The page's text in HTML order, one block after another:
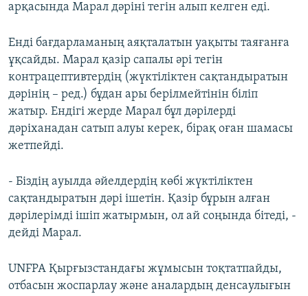
арқасында Марал дәріні тегін алып келген еді.
Енді бағдарламаның аяқталатын уақыты таяғанға
ұқсайды. Марал қазір сапалы әрі тегін
контрацептивтердің (жүктіліктен сақтандыратын
дәрінің – ред.) бұдан ары берілмейтінін біліп
жатыр. Ендігі жерде Марал бұл дәрілерді
дәріханадан сатып алуы керек, бірақ оған шамасы
жетпейді.
- Біздің ауылда әйелдердің көбі жүктіліктен
сақтандыратын дәрі ішетін. Қазір бұрын алған
дәрілерімді ішіп жатырмын, ол ай соңында бітеді, -
дейді Марал.
UNFPA Қырғызстандағы жұмысын тоқтатпайды,
отбасын жоспарлау және аналардың денсаулығын